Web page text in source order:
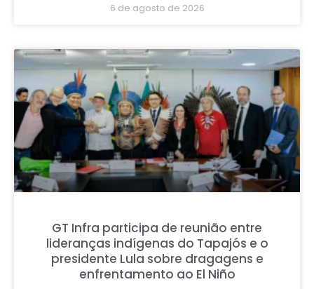
6 de agosto de 2026
GT Infra participa de reunião entre
lideranças indígenas do Tapajós e o
presidente Lula sobre dragagens e
enfrentamento ao El Niño